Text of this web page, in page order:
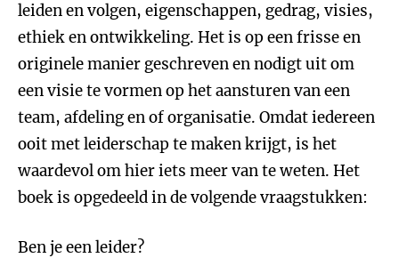
leiden en volgen, eigenschappen, gedrag, visies,
ethiek en ontwikkeling. Het is op een frisse en
originele manier geschreven en nodigt uit om
een visie te vormen op het aansturen van een
team, afdeling en of organisatie. Omdat iedereen
ooit met leiderschap te maken krijgt, is het
waardevol om hier iets meer van te weten. Het
boek is opgedeeld in de volgende vraagstukken:
Ben je een leider?